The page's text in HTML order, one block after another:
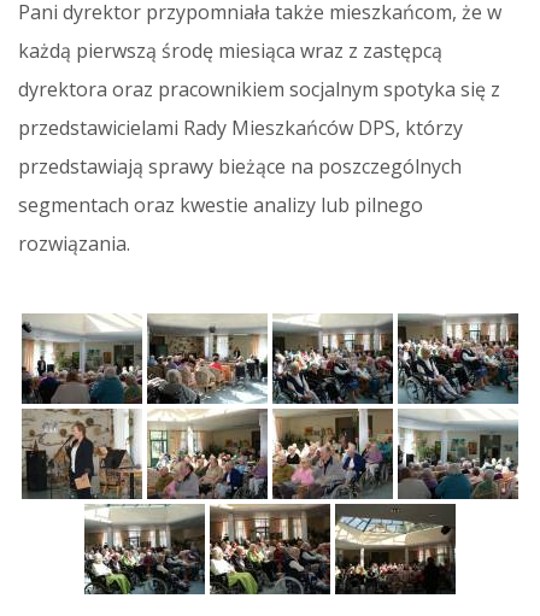
Pani dyrektor przypomniała także mieszkańcom, że w
każdą pierwszą środę miesiąca wraz z zastępcą
dyrektora oraz pracownikiem socjalnym spotyka się z
przedstawicielami Rady Mieszkańców DPS, którzy
przedstawiają sprawy bieżące na poszczególnych
segmentach oraz kwestie analizy lub pilnego
rozwiązania.